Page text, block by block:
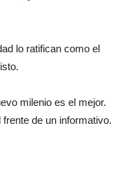
lo ratifican como el
milenio es el mejor.
de un informativo.